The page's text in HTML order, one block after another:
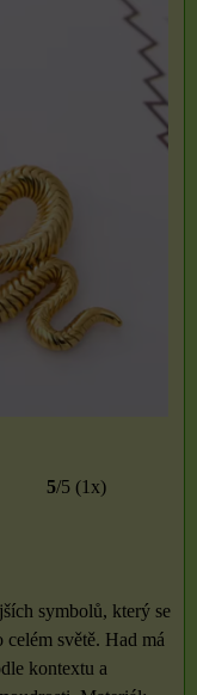
5/5 (1 x)
symbolů, který se
světě. Had má
kontextu a